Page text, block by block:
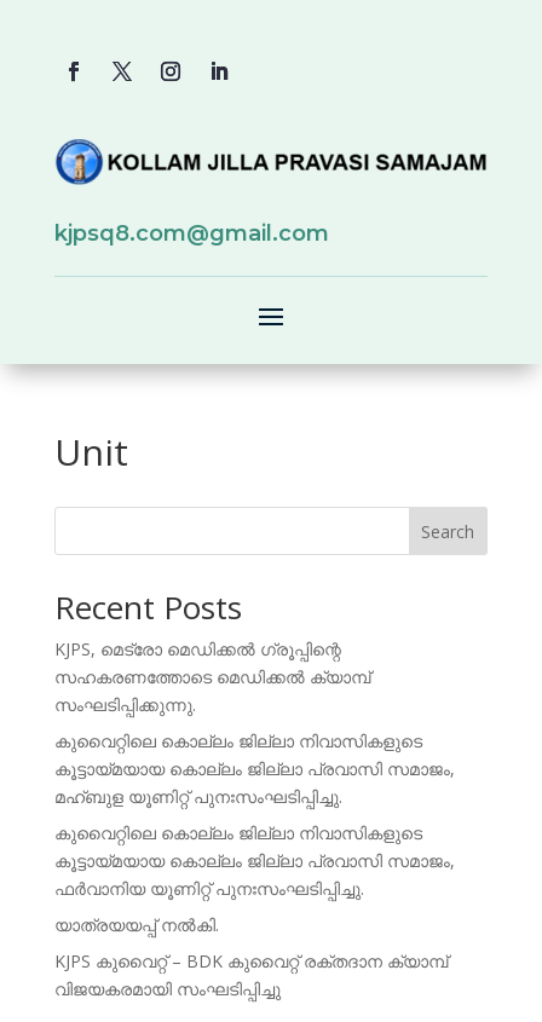
kjpsq8.com@gmail.com
Unit
Search
Recent Posts
KJPS, മെട്രോ മെഡിക്കൽ ഗ്രൂപ്പിന്റെ
സഹകരണത്തോടെ മെഡിക്കൽ ക്യാമ്പ്
സംഘടിപ്പിക്കുന്നു.
കുവൈറ്റിലെ കൊല്ലം ജില്ലാ നിവാസികളുടെ
കൂട്ടായ്മയായ കൊല്ലം ജില്ലാ പ്രവാസി സമാജം,
മഹ്ബുള യൂണിറ്റ് പുനഃസംഘടിപ്പിച്ചു.
കുവൈറ്റിലെ കൊല്ലം ജില്ലാ നിവാസികളുടെ
കൂട്ടായ്മയായ കൊല്ലം ജില്ലാ പ്രവാസി സമാജം,
ഫർവാനിയ യൂണിറ്റ് പുനഃസംഘടിപ്പിച്ചു.
യാത്രയയപ്പ് നൽകി.
KJPS കുവൈറ്റ് – BDK കുവൈറ്റ് രക്തദാന ക്യാമ്പ്
വിജയകരമായി സംഘടിപ്പിച്ചു